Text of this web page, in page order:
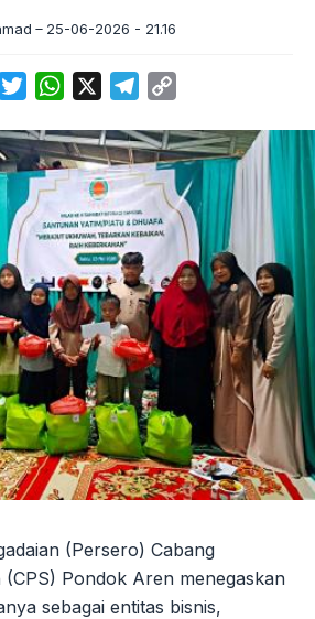
25-06-2026 - 21.16
FacebookTwitterWhatsApp Telegram
(Persero) Cabang
(CPS) Pondok Aren menegaskan
sebagai entitas bisnis,